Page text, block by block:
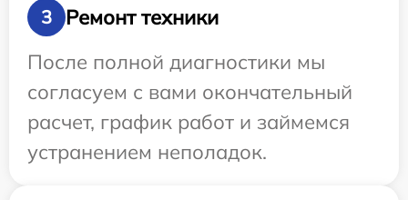
3
Ремонт техники
После полной диагностики мы
согласуем с вами окончательный
расчет, график работ и займемся
устранением неполадок.